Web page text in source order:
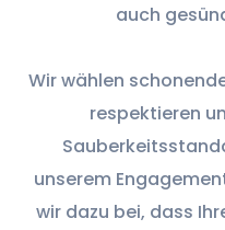
auch
Wir wählen
respektieren
unserem
wir dazu bei, dass